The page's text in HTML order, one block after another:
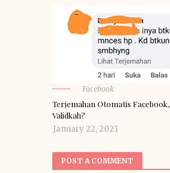
Facebook
Terjemahan Otomatis Facebook,
Validkah?
January 22, 2021
POST A COMMENT